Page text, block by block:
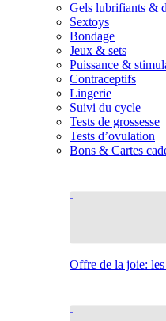
Gels lubrifiants &
Sextoys
Bondage
Jeux & sets
Puissance &
Contraceptifs
Lingerie
Suivi du cycle
Tests de grossesse
Tests d’ovulation
Bons & Cartes
Offre de la joie: